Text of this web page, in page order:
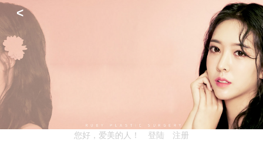
<
您好，爱美的人！ 登陆 注册